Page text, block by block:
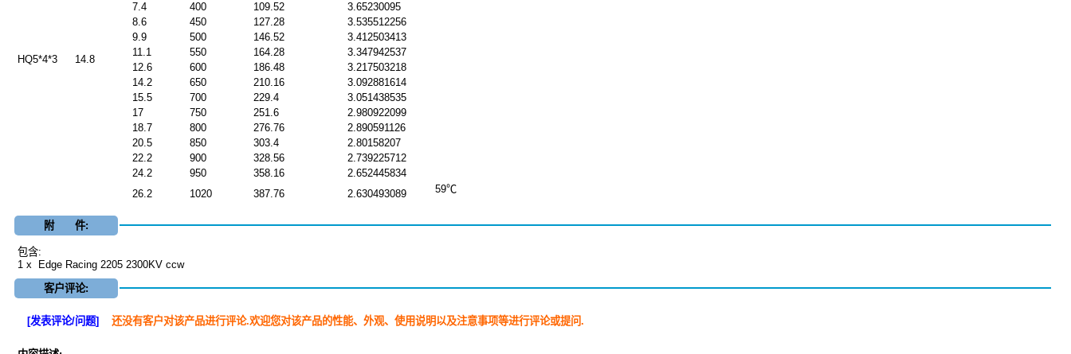
HQ5*4*3 14.8
7.4
400 109.52
3.65230095
8.6
450 127.28
3.535512256
9.9
500 146.52
3.412503413
11.1
550 164.28
3.347942537
12.6
600 186.48
3.217503218
14.2
650 210.16
3.092881614
15.5
700 229.4
3.051438535
17
750 251.6
2.980922099
18.7
800 276.76
2.890591126
20.5
850 303.4
2.80158207
22.2
900 328.56
2.739225712
24.2
950 358.16
2.652445834
26.2
1020 387.76 2.630493089 59℃
附 件:
包含:
1 x Edge Racing 2205 2300KV ccw
客户评论:
[发表评论/问题] 还没有客户对该产品进行评论.欢迎您对该产品的性能、外观、使用说明以及注意事项等进行评论或提问.